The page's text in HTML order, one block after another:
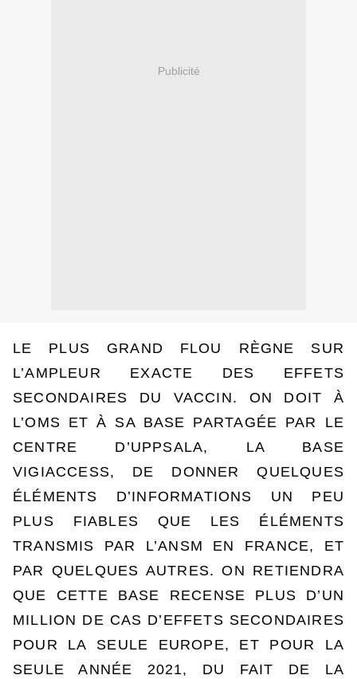
Publicité
LE PLUS GRAND FLOU RÈGNE SUR
L’AMPLEUR EXACTE DES EFFETS
SECONDAIRES DU VACCIN. ON DOIT À
L’OMS ET À SA BASE PARTAGÉE PAR LE
CENTRE D’UPPSALA, LA BASE
VIGIACCESS, DE DONNER QUELQUES
ÉLÉMENTS D’INFORMATIONS UN PEU
PLUS FIABLES QUE LES ÉLÉMENTS
TRANSMIS PAR L’ANSM EN FRANCE, ET
PAR QUELQUES AUTRES. ON RETIENDRA
QUE CETTE BASE RECENSE PLUS D’UN
MILLION DE CAS D’EFFETS SECONDAIRES
POUR LA SEULE EUROPE, ET POUR LA
SEULE ANNÉE 2021, DU FAIT DE LA